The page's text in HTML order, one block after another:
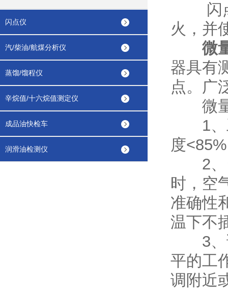
闪点仪
汽/柴油/航煤分析仪
蒸馏/馏程仪
辛烷值/十六烷值测定仪
成品油快检车
润滑油检测仪
闪点
火，并
微
器具有
点。广
微量
1、工
度
2、当
时，空
准确性
温下不
3、该
平的工
调附近